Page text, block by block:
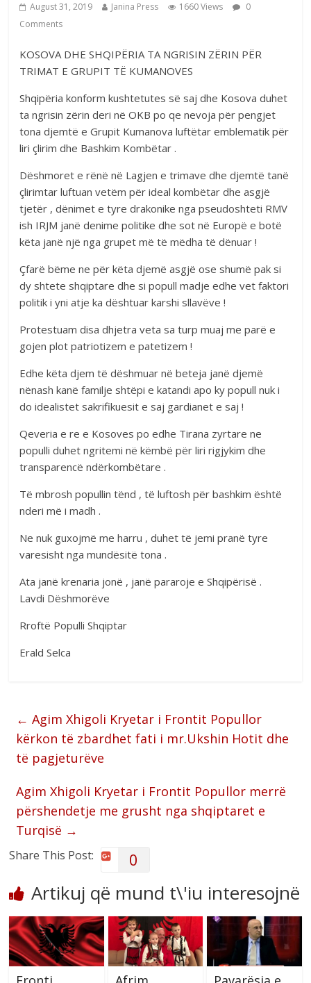
August 31, 2019 Janina Press 1660 Views
0
Comments
KOSOVA DHE SHQIPËRIA TA NGRISIN ZËRIN PËR
TRIMAT E GRUPIT TË KUMANOVES
Shqipëria konform kushtetutes së saj dhe Kosova duhet
ta ngrisin zërin deri në OKB po qe nevoja për pengjet
tona djemtë e Grupit Kumanova luftëtar emblematik për
liri çlirim dhe Bashkim Kombëtar .
Dëshmoret e rënë në Lagjen e trimave dhe djemtë tanë
çlirimtar luftuan vetëm për ideal kombëtar dhe asgjë
tjetër , dënimet e tyre drakonike nga pseudoshteti RMV
ish IRJM janë denime politike dhe sot në Europë e botë
këta janë një nga grupet më të mëdha të dënuar !
Çfarë bëme ne për këta djemë asgjë ose shumë pak si
dy shtete shqiptare dhe si popull madje edhe vet faktori
politik i yni atje ka dështuar karshi sllavëve !
Protestuam disa dhjetra veta sa turp muaj me parë e
gojen plot patriotizem e patetizem !
Edhe këta djem të dëshmuar në beteja janë djemë
nënash kanë familje shtëpi e katandi apo ky popull nuk i
do idealistet sakrifikuesit e saj gardianet e saj !
Qeveria e re e Kosoves po edhe Tirana zyrtare ne
populli duhet ngritemi në këmbë për liri rigjykim dhe
transparencë ndërkombëtare .
Të mbrosh popullin tënd , të luftosh për bashkim është
nderi më i madh .
Ne nuk guxojmë me harru , duhet të jemi pranë tyre
varesisht nga mundësitë tona .
Ata janë krenaria jonë , janë pararoje e Shqipërisë .
Lavdi Dëshmorëve
Rroftë Populli Shqiptar
Erald Selca
← Agim Xhigoli Kryetar i Frontit Popullor
kërkon të zbardhet fati i mr.Ukshin Hotit dhe
të pagjeturëve
Agim Xhigoli Kryetar i Frontit Popullor merrë
përshendetje me grusht nga shqiptaret e
Turqisë →
Share This Post: 0
Artikuj që mund t\'iu interesojnë